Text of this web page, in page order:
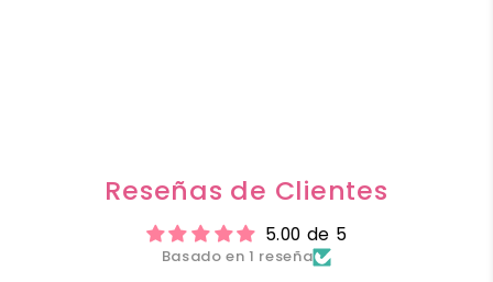
Reseñas de Clientes
5.00 de 5
Basado en 1 reseña